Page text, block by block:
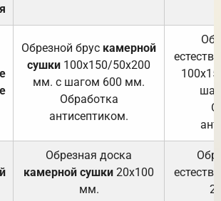
Обрезной брус камерной
сушки 100х150/50х200
мм. с шагом 600 мм.
Обработка
антисептиком.
Обрезная доска
камерной сушки 20х100
мм.